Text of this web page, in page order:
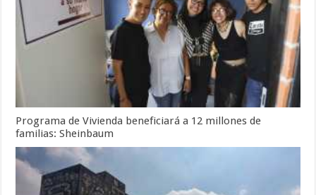
Programa de Vivienda beneficiará a 12 millones de
familias: Sheinbaum